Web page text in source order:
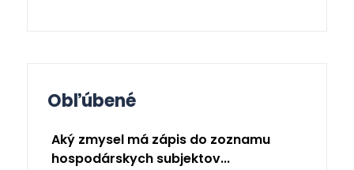
Obľúbené
Aký zmysel má zápis do zoznamu
hospodárskych subjektov...